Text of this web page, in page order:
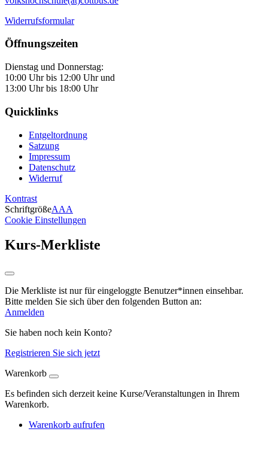
Widerrufsformular
Öffnungszeiten
Dienstag und Donnerstag:
10:00 Uhr bis 12:00 Uhr und
13:00 Uhr bis 18:00 Uhr
Quicklinks
Entgeltordnung
Satzung
Impressum
Datenschutz
Widerruf
Kontrast
SchriftgrößeAAA
Cookie Einstellungen
Kurs-Merkliste
Die Merkliste ist nur für eingeloggte Benutzer*innen einsehbar.
Bitte melden Sie sich über den folgenden Button an:
Anmelden
Sie haben noch kein Konto?
Registrieren Sie sich jetzt
Warenkorb
Es befinden sich derzeit keine Kurse/Veranstaltungen in Ihrem
Warenkorb.
Warenkorb aufrufen